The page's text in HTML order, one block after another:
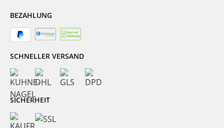
BEZAHLUNG
SCHNELLER VERSAND
SICHERHEIT